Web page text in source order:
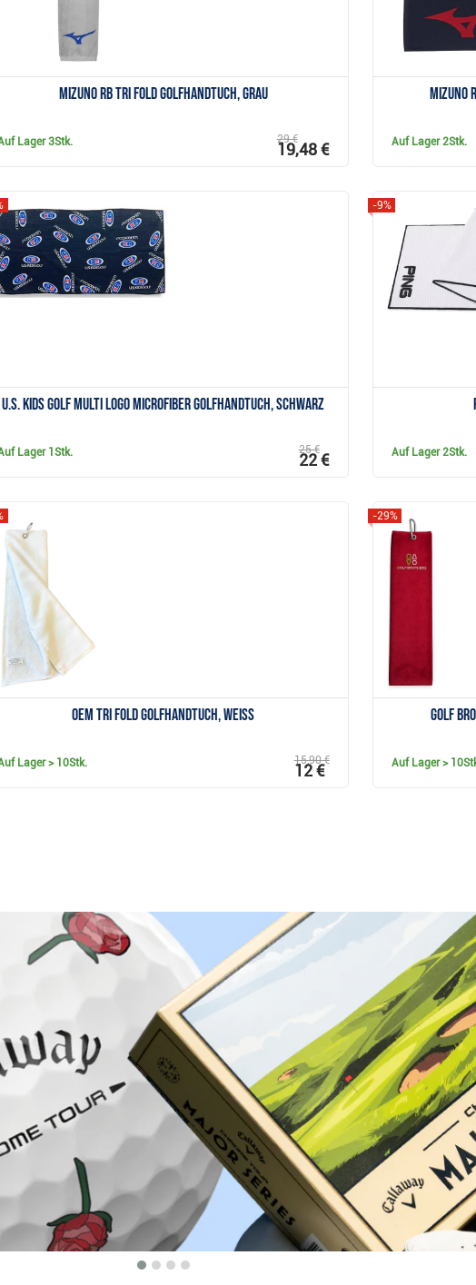
Mizuno RB Tri Fold Golfhandtuch, grau
Lager3Stk. 29 €
19,48 €
Mizuno
Auf Lager2Stk.
U.S. Kids Golf Multi Logo Microfiber Golfhandtuch, schwarz
Lager 1Stk. 25 €
22 €
Anzeigen
-9%
Auf Lager2Stk.
OEM Tri Fold Golfhandtuch, weiss
Lager> 10Stk. 15,90 €
12 €
Golf
-29%
Auf Lager>
Warum bei Golfbrothers.de kaufen?
100 Tage kostenlose Rückgabe